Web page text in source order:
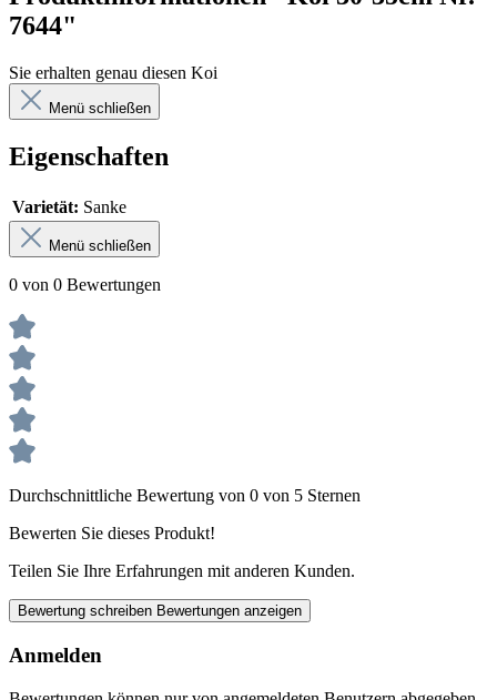
7644"
Sie erhalten genau diesen Koi
Menü schließen
Eigenschaften
Varietät: Sanke
Menü schließen
0 von 0 Bewertungen
Durchschnittliche Bewertung von 0 von 5 Sternen
Bewerten Sie dieses Produkt!
Teilen Sie Ihre Erfahrungen mit anderen Kunden.
Bewertung schreiben Bewertungen anzeigen
Anmelden